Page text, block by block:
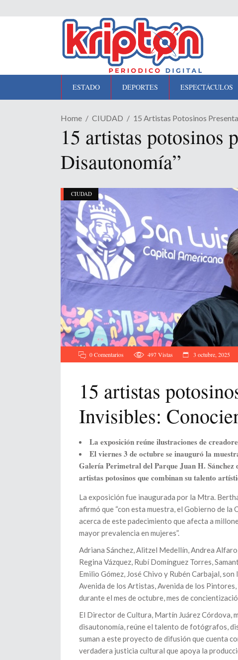
ESTADO DEPORTES ESPECTÁCULOS
Home CIUDAD 15 Artistas Potosinos
15 artistas potosinos
Disautonomía”
CIUDAD
0 Comentarios 497Vistas 3 octubre, 2025
15 artistas
Invisibles:
La exposición reúne ilustraciones de
El viernes 3 de octubre se inauguró la
Galería Perimetral del Parque Juan H. Sánchez
artistas potosinos que combinan su talento
La exposición fue inaugurada por la Mtra.
afirmó que “con esta muestra, el Gobierno de
acerca de este padecimiento que afecta a
mayor prevalencia en mujeres”.
Adriana Sánchez, Alitzel Medellín, Andrea
Regina Vázquez, Rubí Domínguez Torres,
Emilio Gómez, José Chivo y Rubén Carbajal,
Avenida de los Artistas, Avenida de los
durante el mes de octubre, mes de
El Director de Cultura, Martín Juárez Córdova,
disautonomía, reúne el talento de fotógrafos,
suman a este proyecto de difusión que cuenta
verdadera justicia cultural que apoya la